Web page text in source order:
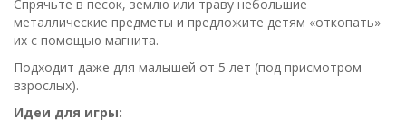
Спрячьте в песок, землю или траву небольшие
металлические предметы и предложите детям «откопать»
их с помощью магнита.
Подходит даже для малышей от 5 лет (под присмотром
взрослых).
Идеи для игры: